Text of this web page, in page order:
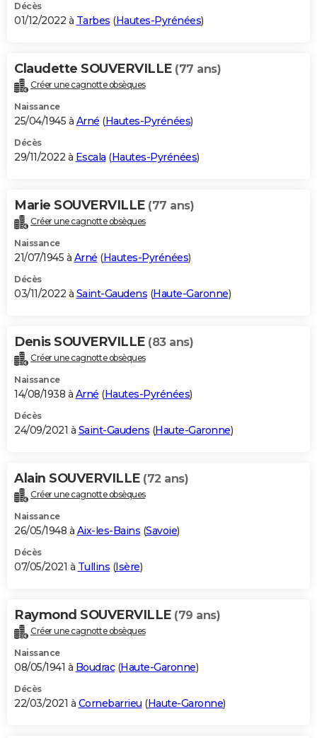
Décès
01/12/2022 à Tarbes (Hautes-Pyrénées)
Claudette SOUVERVILLE (77 ans)
Créer une cagnotte obsèques
Naissance
25/04/1945 à Arné (Hautes-Pyrénées)
Décès
29/11/2022 à Escala (Hautes-Pyrénées)
Marie SOUVERVILLE (77 ans)
Créer une cagnotte obsèques
Naissance
21/07/1945 à Arné (Hautes-Pyrénées)
Décès
03/11/2022 à Saint-Gaudens (Haute-Garonne)
Denis SOUVERVILLE (83 ans)
Créer une cagnotte obsèques
Naissance
14/08/1938 à Arné (Hautes-Pyrénées)
Décès
24/09/2021 à Saint-Gaudens (Haute-Garonne)
Alain SOUVERVILLE (72 ans)
Créer une cagnotte obsèques
Naissance
26/05/1948 à Aix-les-Bains (Savoie)
Décès
07/05/2021 à Tullins (Isère)
Raymond SOUVERVILLE (79 ans)
Créer une cagnotte obsèques
Naissance
08/05/1941 à Boudrac(Haute-Garonne)
Décès
22/03/2021 à Cornebarrieu (Haute-Garonne)